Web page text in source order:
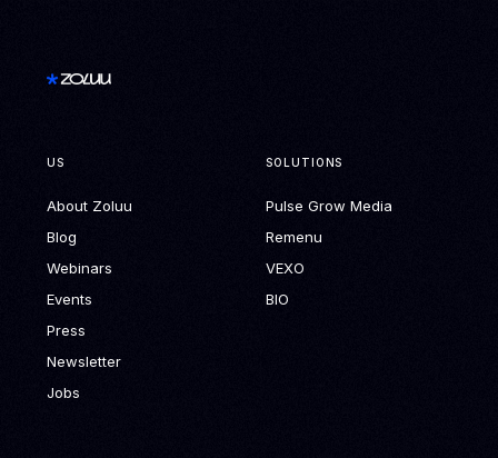
US
About Zoluu
Blog
Webinars
Events
Press
Newsletter
Jobs
SOLUTIONS
Pulse Grow Media
Remenu
VEXO
BIO